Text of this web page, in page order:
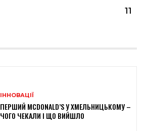
11
ІННОВАЦІЇ
ПЕРШИЙ MCDONALD’S У ХМЕЛЬНИЦЬКОМУ –
ЧОГО ЧЕКАЛИ І ЩО ВИЙШЛО